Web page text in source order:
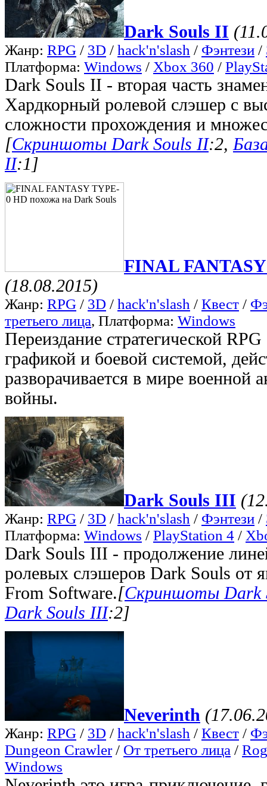
Dark Souls II
Жанр: RPG / 3D / hack'n'slash / Фэнтези /
Платформа: Windows / Xbox 360 /
Dark Souls II - вторая часть
Хардкорный ролевой слэшер с
сложности прохождения и
[Скриншоты Dark Souls II:2,
II:1]
FINAL
(18.08.2015)
Жанр: RPG / 3D / hack'n'slash / Квест /
третьего лица, Платформа: Windows
Переиздание стратегической
графикой и боевой системой,
разворачивается в мире военной
войны.
Dark Souls III
Жанр: RPG / 3D / hack'n'slash / Фэнтези /
Платформа: Windows / PlayStation 4 /
Dark Souls III - продолжение
ролевых слэшеров Dark Souls от
From Software.[Скриншоты Dark
Dark Souls III:2]
Neverinth
Жанр: RPG / 3D / hack'n'slash / Квест /
Dungeon Crawler/ От третьего лица /
Windows